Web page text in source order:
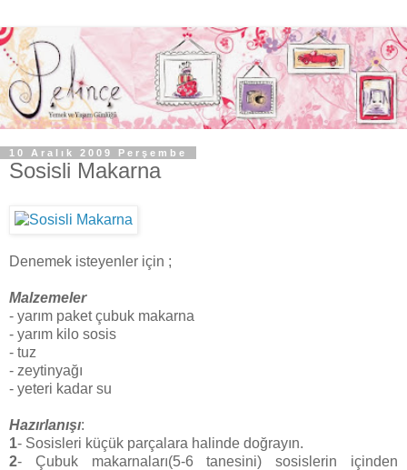
10 Aralık 2009 Perşembe
Sosisli Makarna
Denemek isteyenler için ;
Malzemeler
- yarım paket çubuk makarna
- yarım kilo sosis
- tuz
- zeytinyağı
- yeteri kadar su
Hazırlanışı:
1- Sosisleri küçük parçalara halinde doğrayın.
2- Çubuk makarnaları(5-6 tanesini) sosislerin içinden